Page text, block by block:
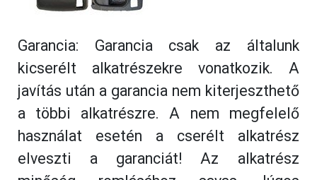
Garancia: Garancia csak az általunk
kicserélt alkatrészekre vonatkozik. A
javítás után a garancia nem kiterjeszthető
a többi alkatrészre. A nem megfelelő
használat esetén a cserélt alkatrész
elveszti a garanciát! Az alkatrész